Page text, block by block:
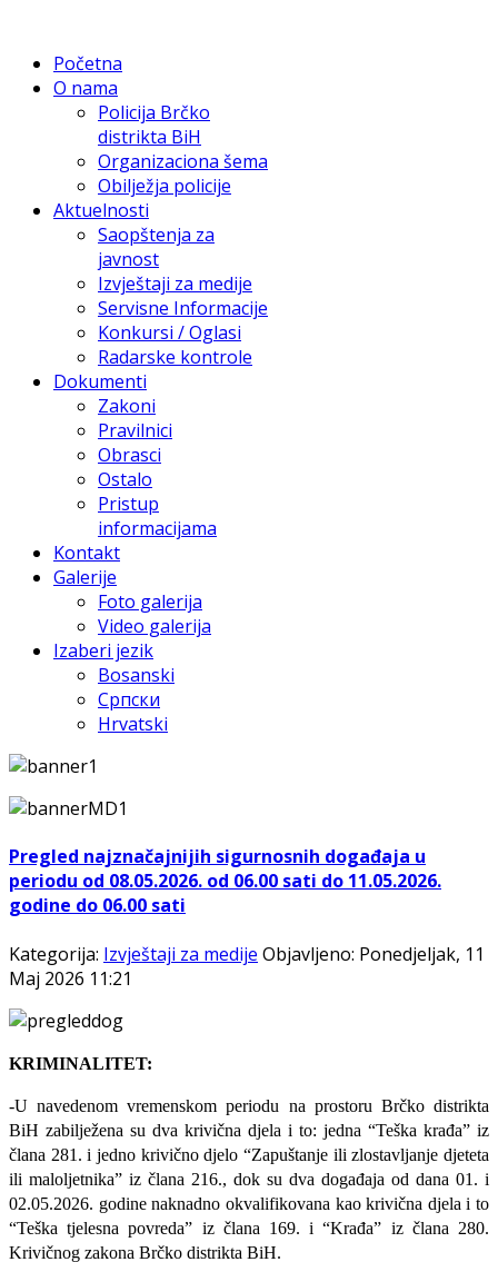
Početna
O nama
Policija Brčko
distrikta BiH
Organizaciona šema
Obilježja policije
Aktuelnosti
Saopštenja za
javnost
Izvještaji za medije
Servisne Informacije
Konkursi / Oglasi
Radarske kontrole
Dokumenti
Zakoni
Pravilnici
Obrasci
Ostalo
Pristup
informacijama
Kontakt
Galerije
Foto galerija
Video galerija
Izaberi jezik
Bosanski
Српски
Hrvatski
Pregled najznačajnijih sigurnosnih događaja u
periodu od 08.05.2026. od 06.00 sati do 11.05.2026.
godine do 06.00 sati
Kategorija: Izvještaji za medije Objavljeno: Ponedjeljak, 11
Maj 2026 11:21
KRIMINALITET:
-U navedenom vremenskom periodu na prostoru Brčko distrikta
BiH zabilježena su dva krivična djela i to: jedna “Teška krađa” iz
člana 281. i jedno krivično djelo “Zapuštanje ili zlostavljanje djeteta
ili maloljetnika” iz člana 216., dok su dva događaja od dana 01. i
02.05.2026. godine naknadno okvalifikovana kao krivična djela i to
“Teška tjelesna povreda” iz člana 169. i “Krađa” iz člana 280.
Krivičnog zakona Brčko distrikta BiH.